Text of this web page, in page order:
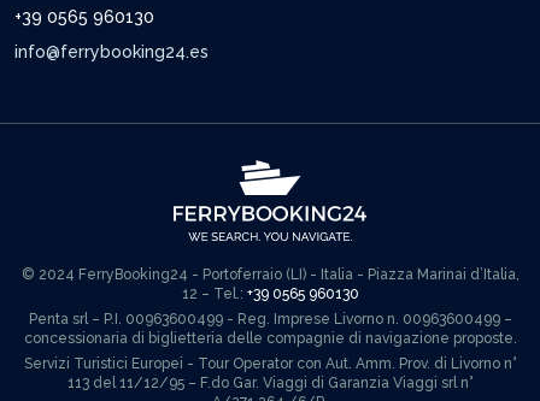
+39 0565 960130
info@ferrybooking24.es
© 2024 FerryBooking24 - Portoferraio (LI) - Italia - Piazza Marinai d’Italia,
12 – Tel.: +39 0565 960130
Penta srl – P.I. 00963600499 - Reg. Imprese Livorno n. 00963600499 –
concessionaria di biglietteria delle compagnie di navigazione proposte.
Servizi Turistici Europei - Tour Operator con Aut. Amm. Prov. di Livorno n°
113 del 11/12/95 – F.do Gar. Viaggi di Garanzia Viaggi srl n°